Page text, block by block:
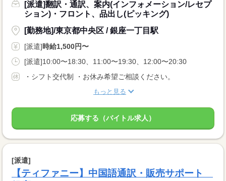
[派遣]翻訳・通訳、案内(インフォメーション/レセプ
ション)・フロント、品出し(ピッキング)
[勤務地]/東京都中央区 / 銀座一丁目駅
[派遣]時給1,500円〜
[派遣]10:00〜18:30、11:00〜19:30、12:00〜20:30
・シフト交代制 ・お休み希望ご相談ください。
もっと見る
応募する（バイトル求人）
[派遣]
【ティファニー】中国語通訳・販売サポート